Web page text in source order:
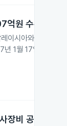
원 수주
이시아와 약 107
1월 17일까지로
장비 공급계약